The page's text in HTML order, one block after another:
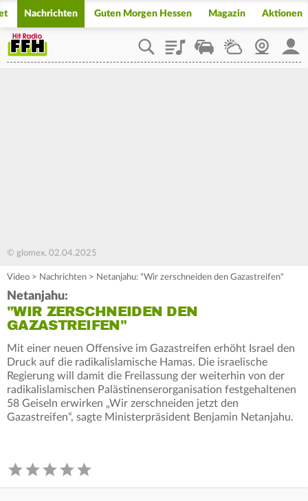
Nachrichten Guten Morgen Hessen Magazin Aktionen
PlaylistStaupilotWetterWebcam
© glomex, 02.04.2025
Video > Nachrichten > Netanjahu: "Wir zerschneiden den Gazastreifen"
Netanjahu:
"WIR ZERSCHNEIDEN DEN
GAZASTREIFEN"
Mit einer neuen Offensive im Gazastreifen erhöht Israel den
Druck auf die radikalislamische Hamas. Die israelische
Regierung will damit die Freilassung der weiterhin von der
radikalislamischen Palästinenserorganisation festgehaltenen
58 Geiseln erwirken „Wir zerschneiden jetzt den
Gazastreifen“, sagte Ministerpräsident Benjamin Netanjahu.